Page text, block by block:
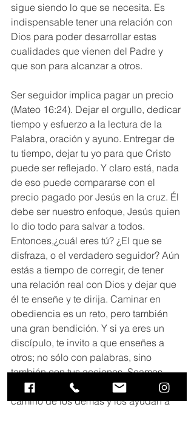
sigue siendo lo que se necesita. Es
indispensable tener una relación con
Dios para poder desarrollar estas
cualidades que vienen del Padre y
que son para alcanzar a otros.
Ser seguidor implica pagar un precio
(Mateo 16:24). Dejar el orgullo, dedicar
tiempo y esfuerzo a la lectura de la
Palabra, oración y ayuno. Entregar de
tu tiempo, dejar tu yo para que Cristo
puede ser reflejado. Y claro está, nada
de eso puede compararse con el
precio pagado por Jesús en la cruz. Él
debe ser nuestro enfoque, Jesús quien
lo dio todo para salvar a todos.
Entonces,¿cuál eres tú? ¿El que se
disfraza, o el verdadero seguidor? Aún
estás a tiempo de corregir, de tener
una relación real con Dios y dejar que
él te enseñe y te dirija. Caminar en
obediencia es un reto, pero también
una gran bendición. Y si ya eres un
discípulo, te invito a que enseñes a
otros; no sólo con palabras, sino
también con tus acciones. Seamos
esos seguidores que influencian el
camino de los demás y los ayudan a